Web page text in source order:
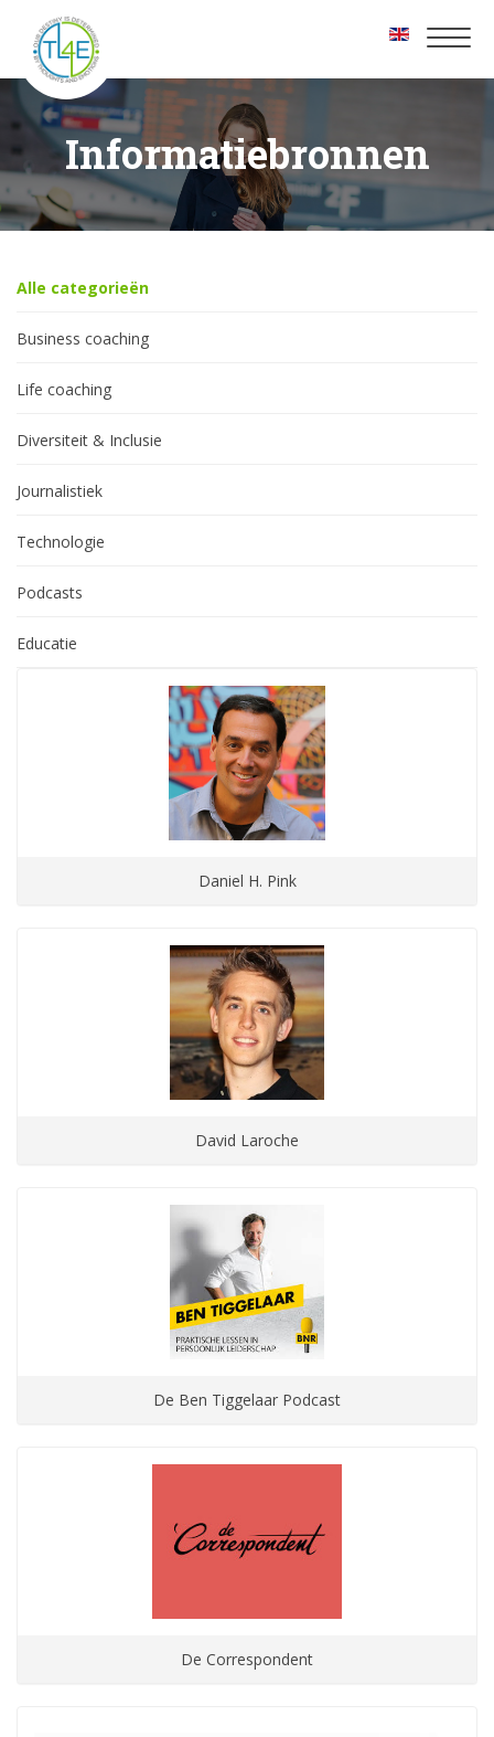
Informatiebronnen
Alle categorieën
Business coaching
Life coaching
Diversiteit & Inclusie
Journalistiek
Technologie
Podcasts
Educatie
Daniel H. Pink
David Laroche
De Ben Tiggelaar Podcast
De Correspondent